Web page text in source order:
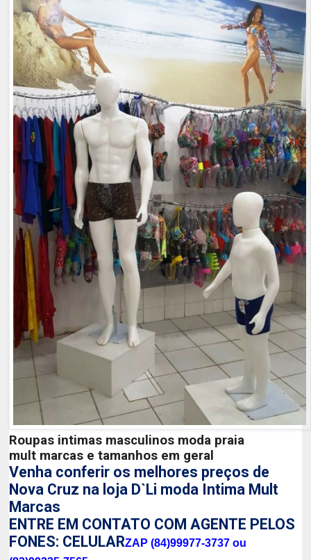
Roupas intimas masculinos moda praia
mult marcas e tamanhos em geral
Venha conferir os melhores preços de
Nova Cruz na loja D`Li moda Intima Mult
Marcas
ENTRE EM CONTATO COM AGENTE PELOS
FONES: CELULARZAP (84)99977-3737 ou